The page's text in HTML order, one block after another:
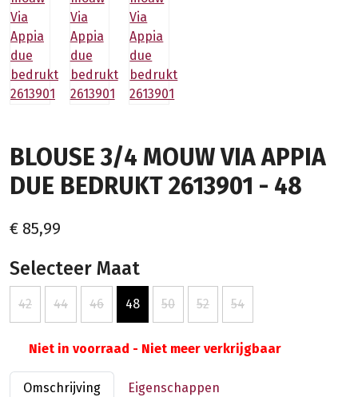
BLOUSE 3/4 MOUW VIA APPIA
DUE BEDRUKT 2613901 - 48
€ 85,99
Selecteer Maat
42 44 46 48 50 52 54
Niet in voorraad - Niet meer verkrijgbaar
Omschrijving Eigenschappen